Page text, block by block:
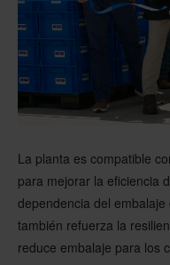
La planta es compatible
para mejorar la eficiencia
dependencia del
también refuerza la
reduce embalaje para los